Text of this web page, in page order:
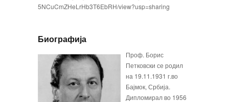
5NCuCmZHeLrHb3T6EbRH/view?usp=sharing
Биографија
Проф. Борис
Петковски се родил
на 19.11.1931 г.во
Бајмок, Србија.
Дипломирал во 1956